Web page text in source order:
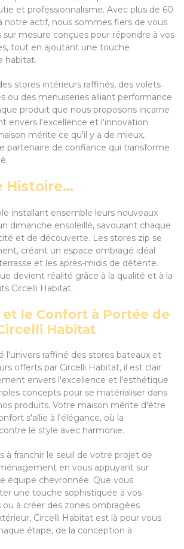
et professionnalisme. Avec plus de 60
notre actif, nous sommes fiers de vous
sur mesure conçues pour répondre à vos
tout en ajoutant une touche
habitat.
stores intérieurs raffinés, des volets
ou des menuiseries alliant performance
produit que nous proposons incarne
envers l'excellence et l'innovation.
mérite ce qu'il y a de mieux,
partenaire de confiance qui transforme
Histoire...
installant ensemble leurs nouveaux
dimanche ensoleillé, savourant chaque
et de découverte. Les stores zip se
créant un espace ombragé idéal
et les après-midis de détente.
devient réalité grâce à la qualité et à la
Circelli Habitat.
et le Confort à Portée de
Habitat
l'univers raffiné des stores bateaux et
offerts par Circelli Habitat, il est clair
envers l'excellence et l'esthétique
concepts pour se matérialiser dans
produits. Votre maison mérite d'être
s'allie à l'élégance, où la
le style avec harmonie.
à franchir le seuil de votre projet de
en vous appuyant sur
équipe chevronnée. Que vous
une touche sophistiquée à vos
ou à créer des zones ombragées
Circelli Habitat est là pour vous
étape, de la conception à